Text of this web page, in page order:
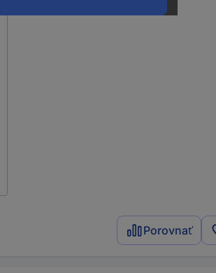
Porovnať